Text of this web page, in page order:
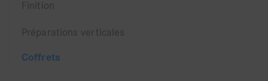
Finition
Préparations verticales
Coffrets